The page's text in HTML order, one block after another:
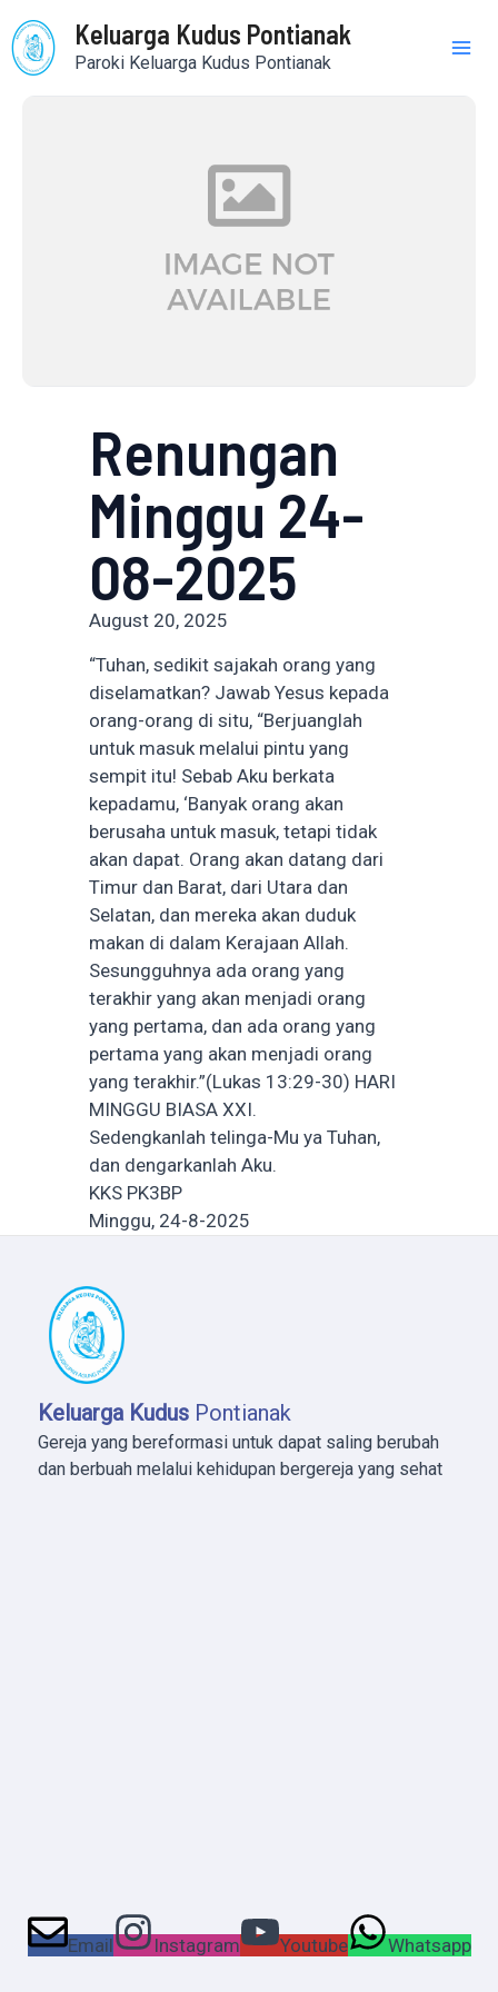
to
content
Keluarga Kudus Pontianak
Paroki Keluarga Kudus Pontianak
Renungan
Minggu 24-
08-2025
August 20, 2025
“Tuhan, sedikit sajakah orang yang
diselamatkan? Jawab Yesus kepada
orang-orang di situ, “Berjuanglah
untuk masuk melalui pintu yang
sempit itu! Sebab Aku berkata
kepadamu, ‘Banyak orang akan
berusaha untuk masuk, tetapi tidak
akan dapat. Orang akan datang dari
Timur dan Barat, dari Utara dan
Selatan, dan mereka akan duduk
makan di dalam Kerajaan Allah.
Sesungguhnya ada orang yang
terakhir yang akan menjadi orang
yang pertama, dan ada orang yang
pertama yang akan menjadi orang
yang terakhir.”(Lukas 13:29-30) HARI
MINGGU BIASA XXI.
Sedengkanlah telinga-Mu ya Tuhan,
dan dengarkanlah Aku.
KKS PK3BP
Minggu, 24-8-2025
Keluarga Kudus Pontianak
Gereja yang bereformasi untuk dapat saling berubah
dan berbuah melalui kehidupan bergereja yang sehat
Email Instagram Youtube Whatsapp